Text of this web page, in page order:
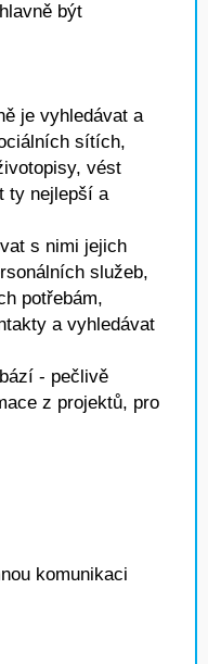
být
je vyhledávat a
sítích,
vést
ty nejlepší a
s nimi jejich
služeb,
potřebám,
a vyhledávat
- pečlivě
z projektů, pro
komunikaci